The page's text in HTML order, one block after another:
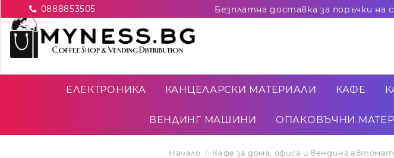
0888853505
ЕЛЕКТРОНИКА КАНЦЕЛАРСКИ МАТЕРИАЛИ КАФЕ
ВЕНДИНГ МАШИНИ ОПАКОВЪЧНИ
Начало Кафе за дома, офиса и вендинг